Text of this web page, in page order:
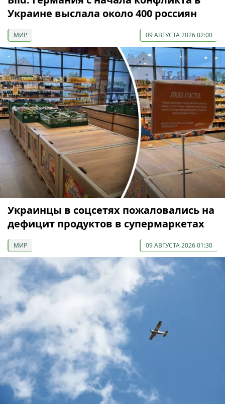
Украине выслала около 400 россиян
МИР 09 АВГУСТА 2026 02:00
Украинцы в соцсетях пожаловались на
дефицит продуктов в супермаркетах
МИР 09 АВГУСТА 2026 01:30